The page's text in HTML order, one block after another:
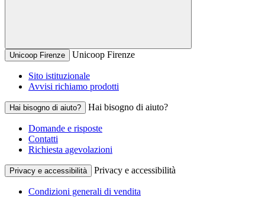
Unicoop Firenze Unicoop Firenze
Sito istituzionale
Avvisi richiamo prodotti
Hai bisogno di aiuto? Hai bisogno di aiuto?
Domande e risposte
Contatti
Richiesta agevolazioni
Privacy e accessibilità Privacy e accessibilità
Condizioni generali di vendita